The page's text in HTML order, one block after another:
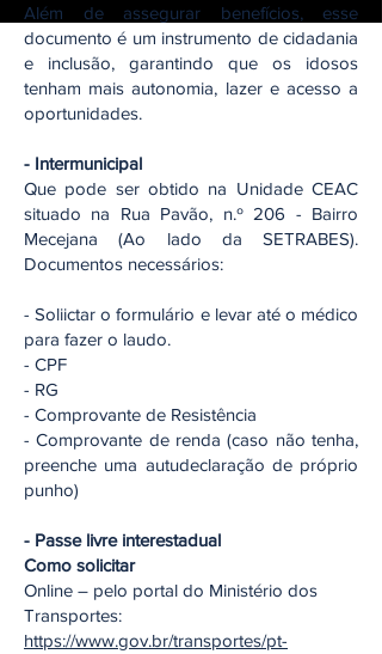
Além de assegurar benefícios, esse
documento é um instrumento de cidadania
e inclusão, garantindo que os idosos
tenham mais autonomia, lazer e acesso a
oportunidades.
- Intermunicipal
Que pode ser obtido na Unidade CEAC
situado na Rua Pavão, n.º 206 - Bairro
Mecejana (Ao lado da SETRABES).
Documentos necessários:
- Soliictar o formulário e levar até o médico
para fazer o laudo.
- CPF
- RG
- Comprovante de Resistência
- Comprovante de renda (caso não tenha,
preenche uma autudeclaração de próprio
punho)
- Passe livre interestadual
Como solicitar
Online – pelo portal do Ministério dos
Transportes:
https://www.gov.br/transportes/pt-